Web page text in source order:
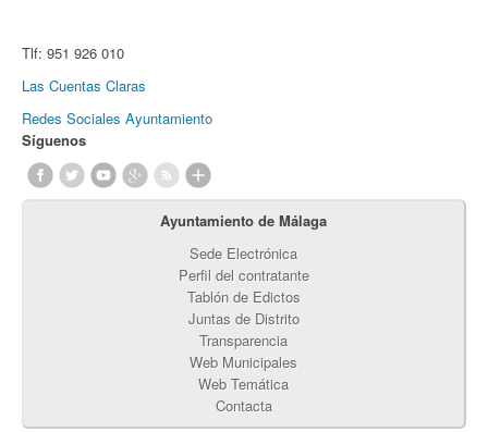
Tlf: 951 926 010
Las Cuentas Claras
Redes Sociales Ayuntamiento
Síguenos
Ayuntamiento de Málaga
Sede Electrónica
Perfil del contratante
Tablón de Edictos
Juntas de Distrito
Transparencia
Web Municipales
Web Temática
Contacta